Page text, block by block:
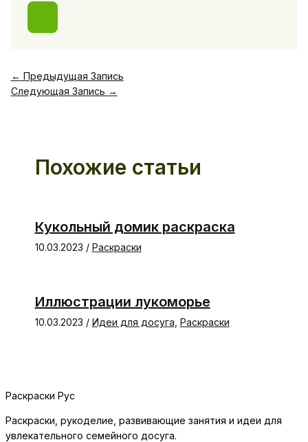
← Предыдущая Запись
Следующая Запись →
Похожие статьи
Кукольный домик раскраска
10.03.2023 / Раскраски
Иллюстрации лукоморье
10.03.2023 / Идеи для досуга Раскраски
Раскраски Рус
Раскраски, рукоделие, развивающие занятия и идеи для
увлекательного семейного досуга.